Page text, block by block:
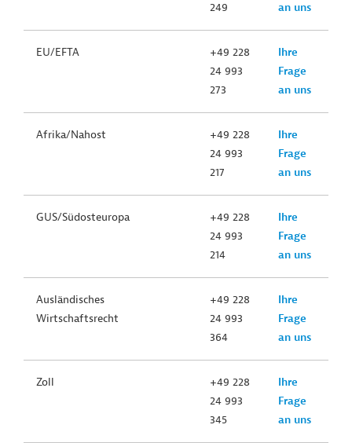
249
an uns
EU/EFTA
+49 228
24 993
273
Ihre
Frage
an uns
Afrika/Nahost
+49 228
24 993
217
Ihre
Frage
an uns
GUS/Südosteuropa
+49 228
24 993
214
Ihre
Frage
an uns
Ausländisches
Wirtschaftsrecht
+49 228
24 993
364
Ihre
Frage
an uns
Zoll
+49 228
24 993
345
Ihre
Frage
an uns